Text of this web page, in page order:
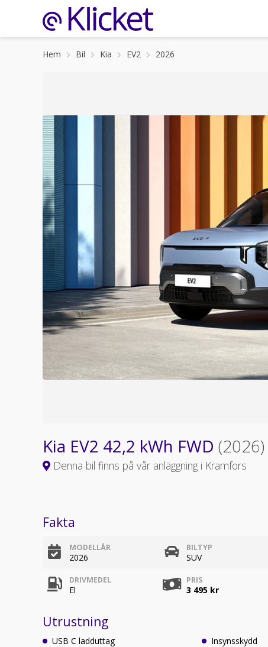
Hem Bil Kia EV2 2026
Kia EV2 42,2 kWh FWD (2026)
Denna bil finns på vår anläggning i Kramfors
Fakta
MODELLÅR
2026
BILTYP
SUV
DRIVMEDEL
El
PRIS
3 495 kr
Utrustning
USB C ladduttag
Insynsskydd